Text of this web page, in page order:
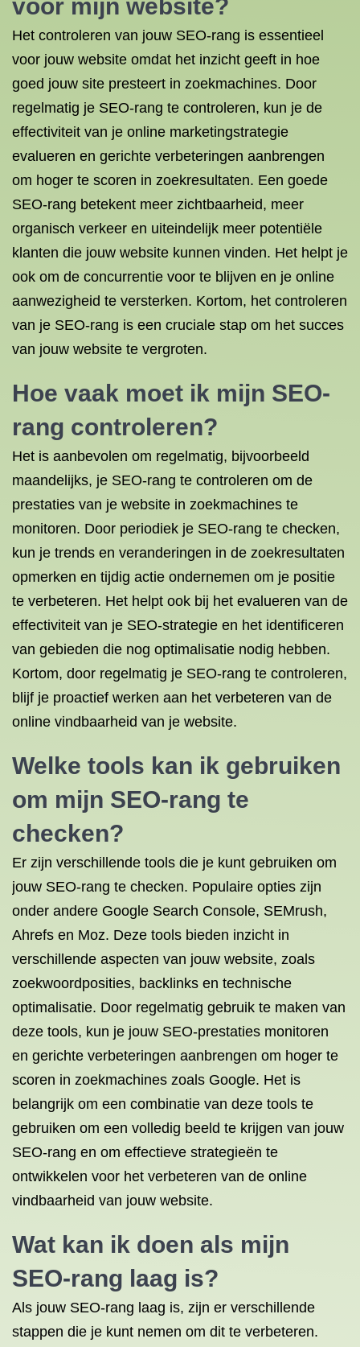
voor mijn website?
Het controleren van jouw SEO-rang is essentieel
voor jouw website omdat het inzicht geeft in hoe
goed jouw site presteert in zoekmachines. Door
regelmatig je SEO-rang te controleren, kun je de
effectiviteit van je online marketingstrategie
evalueren en gerichte verbeteringen aanbrengen
om hoger te scoren in zoekresultaten. Een goede
SEO-rang betekent meer zichtbaarheid, meer
organisch verkeer en uiteindelijk meer potentiële
klanten die jouw website kunnen vinden. Het helpt je
ook om de concurrentie voor te blijven en je online
aanwezigheid te versterken. Kortom, het controleren
van je SEO-rang is een cruciale stap om het succes
van jouw website te vergroten.
Hoe vaak moet ik mijn SEO-
rang controleren?
Het is aanbevolen om regelmatig, bijvoorbeeld
maandelijks, je SEO-rang te controleren om de
prestaties van je website in zoekmachines te
monitoren. Door periodiek je SEO-rang te checken,
kun je trends en veranderingen in de zoekresultaten
opmerken en tijdig actie ondernemen om je positie
te verbeteren. Het helpt ook bij het evalueren van de
effectiviteit van je SEO-strategie en het identificeren
van gebieden die nog optimalisatie nodig hebben.
Kortom, door regelmatig je SEO-rang te controleren,
blijf je proactief werken aan het verbeteren van de
online vindbaarheid van je website.
Welke tools kan ik gebruiken
om mijn SEO-rang te
checken?
Er zijn verschillende tools die je kunt gebruiken om
jouw SEO-rang te checken. Populaire opties zijn
onder andere Google Search Console, SEMrush,
Ahrefs en Moz. Deze tools bieden inzicht in
verschillende aspecten van jouw website, zoals
zoekwoordposities, backlinks en technische
optimalisatie. Door regelmatig gebruik te maken van
deze tools, kun je jouw SEO-prestaties monitoren
en gerichte verbeteringen aanbrengen om hoger te
scoren in zoekmachines zoals Google. Het is
belangrijk om een combinatie van deze tools te
gebruiken om een volledig beeld te krijgen van jouw
SEO-rang en om effectieve strategieën te
ontwikkelen voor het verbeteren van de online
vindbaarheid van jouw website.
Wat kan ik doen als mijn
SEO-rang laag is?
Als jouw SEO-rang laag is, zijn er verschillende
stappen die je kunt nemen om dit te verbeteren.